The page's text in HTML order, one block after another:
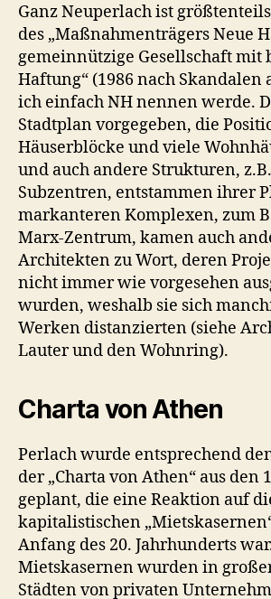
Ganz Neuperlach ist
des „Maßnahmenträgers Neue
gemeinnützige Gesellschaft mit
Haftung“ (1986 nach Skandalen
ich einfach NH nennen werde.
Stadtplan vorgegeben, die
Häuserblöcke und viele
und auch andere Strukturen,
Subzentren, entstammen ihrer
markanteren Komplexen, zum
Marx-Zentrum, kamen auch
Architekten zu Wort, deren
nicht immer wie vorgesehen
wurden, weshalb sie sich
Werken distanzierten (siehe
Lauter und den Wohnring).
Charta von Athen
Perlach wurde entsprechend
der „Charta von Athen“ aus den
geplant, die eine Reaktion auf
kapitalistischen
Anfang des 20. Jahrhunderts
Mietskasernen wurden in
Städten von privaten